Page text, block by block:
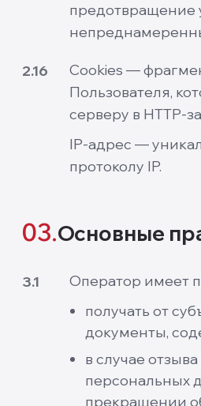
предотвращение
2.16
Cookies —
Пользователя,
серверу в HTTP-
IP-адрес —
протоколу IP.
03.Основные
3.1
Оператор имеет
получать от
документы,
в случае
персональных
прекращении